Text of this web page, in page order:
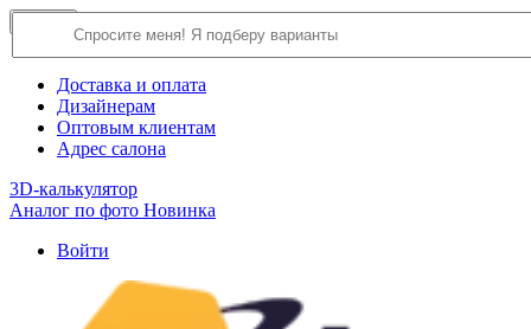
О компании
Доставка и оплата
Дизайнерам
Оптовым клиентам
Адрес салона
3D-калькулятор
Аналог по фото Новинка
Войти